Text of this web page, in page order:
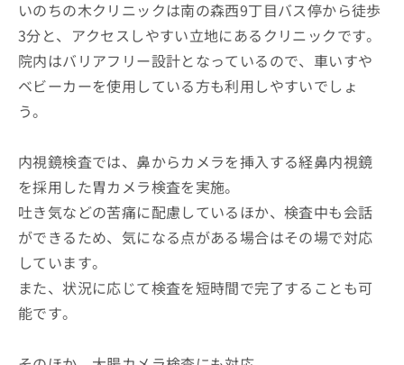
いのちの木クリニックは南の森西9丁目バス停から徒歩
3分と、アクセスしやすい立地にあるクリニックです。
院内はバリアフリー設計となっているので、車いすや
ベビーカーを使用している方も利用しやすいでしょ
う。
内視鏡検査では、鼻からカメラを挿入する経鼻内視鏡
を採用した胃カメラ検査を実施。
吐き気などの苦痛に配慮しているほか、検査中も会話
ができるため、気になる点がある場合はその場で対応
しています。
また、状況に応じて検査を短時間で完了することも可
能です。